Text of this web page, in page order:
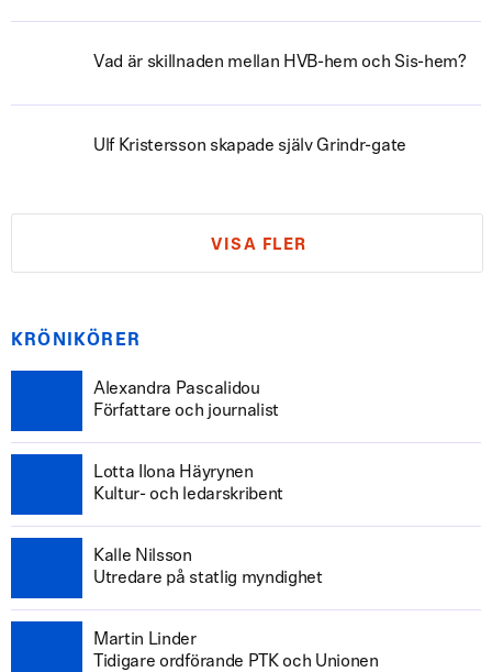
Vad är skillnaden mellan HVB-hem och Sis-hem?
Ulf Kristersson skapade själv Grindr-gate
VISA FLER
KRÖNIKÖRER
Alexandra Pascalidou
Författare och journalist
Lotta Ilona Häyrynen
Kultur- och ledarskribent
Kalle Nilsson
Utredare på statlig myndighet
Martin Linder
Tidigare ordförande PTK och Unionen